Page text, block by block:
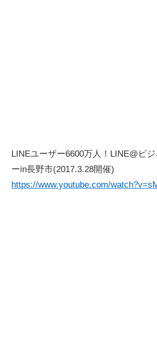
LINEユーザー6600万人！LINE@ビ
ーin長野市(2017.3.28開催)
https://www.youtube.com/